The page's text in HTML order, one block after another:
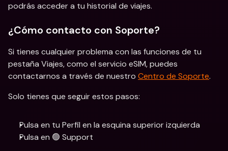
podrás acceder a tu historial de viajes.
¿Cómo contacto con Soporte?
Si tienes cualquier problema con las funciones de tu
pestaña Viajes, como el servicio eSIM, puedes
contactarnos a través de nuestro Centro de Soporte.
Solo tienes que seguir estos pasos:
Pulsa en tu Perfil en la esquina superior izquierda
Pulsa en 🟢 Support